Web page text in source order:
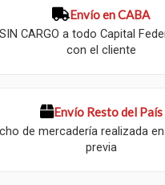
Envío en CABA
CARGO a todo Capital
con el cliente
Envío Resto del País
de mercadería realizada
previa